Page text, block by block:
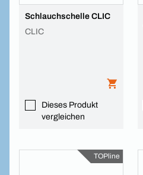
Schlauchschelle CLIC
CLIC
Dieses Produkt
vergleichen
TOPline